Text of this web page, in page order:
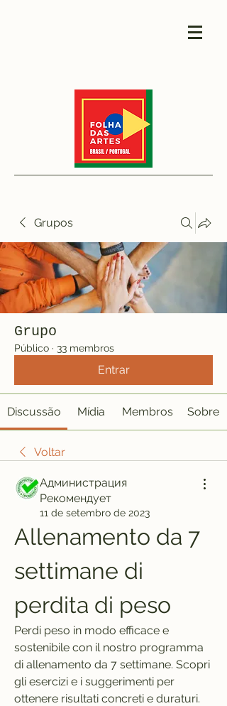
Grupos
Grupo
Público · 33 membros
Entrar
Discussão Mídia Membros Sobre
Voltar
Администрация
Рекомендует
11 de setembro de 2023
Allenamento da 7
settimane di
perdita di peso
Perdi peso in modo efficace e
sostenibile con il nostro programma
di allenamento da 7 settimane. Scopri
gli esercizi e i suggerimenti per
ottenere risultati concreti e duraturi.